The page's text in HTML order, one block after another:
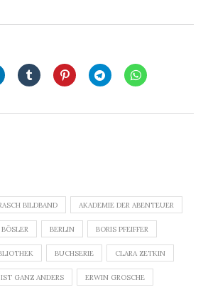
BILDBAND AKADEMIE DER ABENTEUER
BERLIN BORIS PFEIFFER
BUCHSERIE CLARA ZETKIN
GANZ ANDERS ERWIN GROSCHE